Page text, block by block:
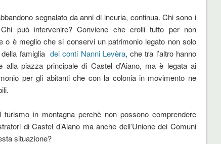
segnalato da anni di incuria, continua. Chi sono i
Chi può intervenire? Conviene che crolli tutto per non
o è meglio che si conservi un patrimonio legato non solo
della famigliadei conti Nanni Levèra, che tra l’altro hanno
alla piazza principale di Castel d’Aiano, ma è legata ai
per gli abitanti che con la colonia in movimento ne
in montagna perchè non possono comprendere
di Castel d’Aiano ma anche dell’Unione dei Comuni
situazione?